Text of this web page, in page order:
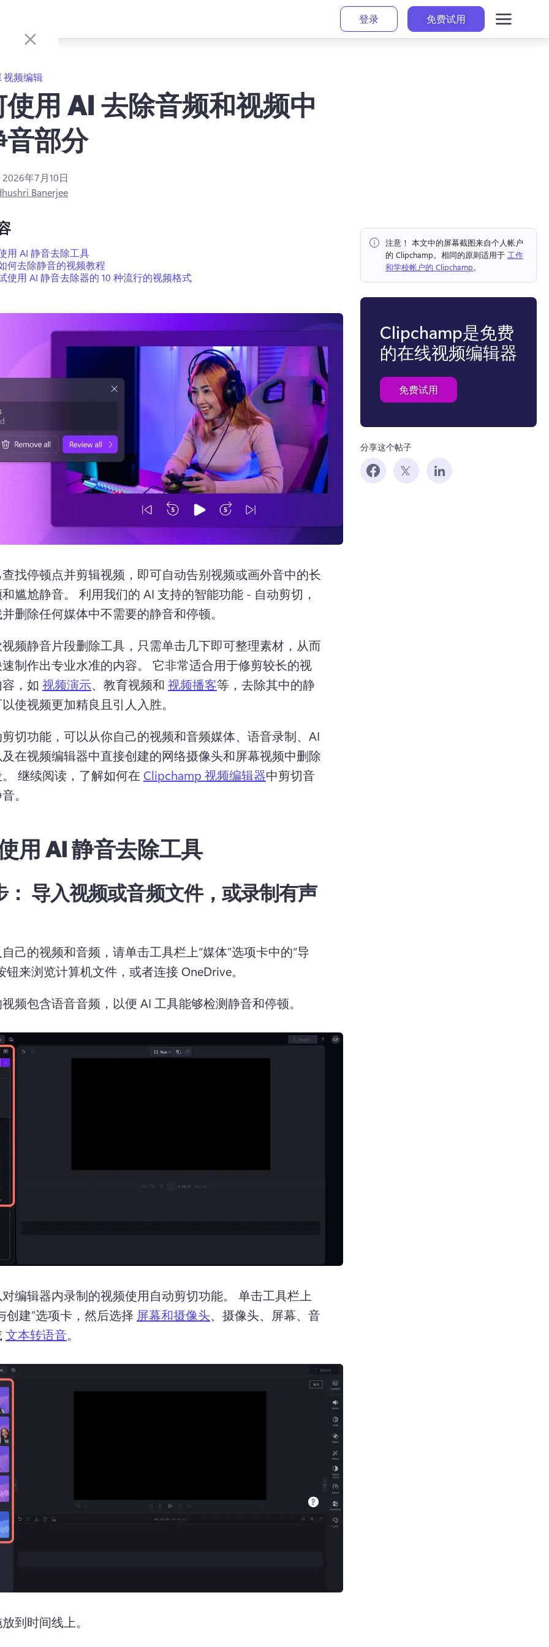
登录 免费试用
视频编辑
用 AI 去除音频和视频中
部分
2026年7月10日
Banerjee
用 AI 静音去除工具
何去除静音的视频教程
使用 AI 静音去除器的 10 种流行的视频格式
找停顿点并剪辑视频，即可自动告别视频或画外音中的长
尴尬静音。 利用我们的 AI 支持的智能功能 - 自动剪切，
删除任何媒体中不需要的静音和停顿。
频静音片段删除工具，只需单击几下即可整理素材，从而
制作出专业水准的内容。 它非常适合用于修剪较长的视
，如 视频演示、教育视频和 视频播客等，去除其中的静
使视频更加精良且引人入胜。
切功能，可以从你自己的视频和音频媒体、语音录制、AI
在视频编辑器中直接创建的网络摄像头和屏幕视频中删除
继续阅读，了解如何在 Clipchamp 视频编辑器中剪切音
。
用 AI 静音去除工具
导入视频或音频文件，或录制有声
己的视频和音频，请单击工具栏上“媒体”选项卡中的“导
钮来浏览计算机文件，或者连接 OneDrive。
频包含语音音频，以便 AI 工具能够检测静音和停顿。
编辑器内录制的视频使用自动剪切功能。 单击工具栏上
创建”选项卡，然后选择 屏幕和摄像头、摄像头、屏幕、音
文本转语音。
到时间线上。
注意！ 本文中的屏幕截图来自个人帐户
的 Clipchamp。相同的原则适用于 工作
和学校帐户的 Clipchamp。
Clipchamp是免费
的在线视频编辑器
免费试用
分享这个帖子